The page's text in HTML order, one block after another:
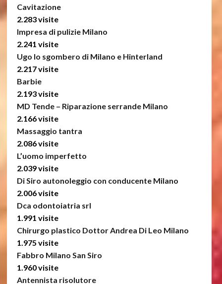
Cavitazione
2.283 visite
Impresa di pulizie Milano
2.241 visite
Ugo lo sgombero di Milano e Hinterland
2.217 visite
Barbie
2.193 visite
MD Tende – Riparazione serrande Milano
2.166 visite
Massaggio tantra
2.086 visite
L’uomo imperfetto
2.039 visite
Di Siro autonoleggio con conducente Milano
2.006 visite
Dca odontoiatria srl
1.991 visite
Chirurgo plastico Dottor Andrea Di Leo Milano
1.975 visite
Fabbro Milano San Siro
1.960 visite
Antennista risolutore